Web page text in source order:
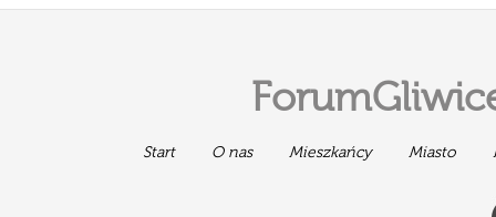
Start O nas Mieszkańcy Miasto